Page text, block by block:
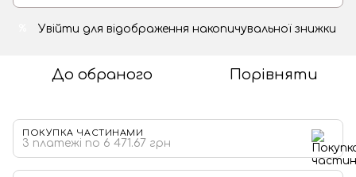
Увійти для відображення накопичувальної знижки
До обраного Порівняти
ПОКУПКА ЧАСТИНАМИ
3 платежі по 6 471.67 грн